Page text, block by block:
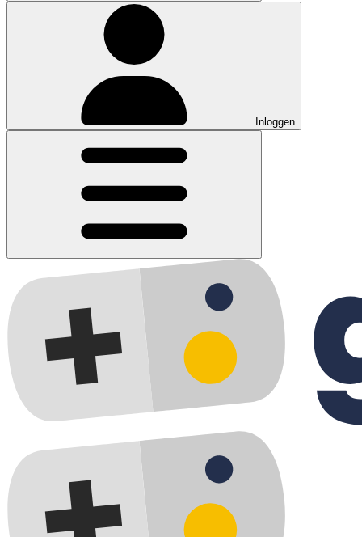
Inloggen